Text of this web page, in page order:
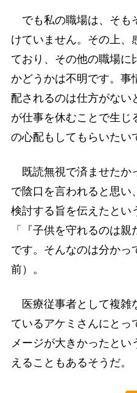
でも私の職場は、そも
けていません。その上、
ており、その他の職場に
かどうかは不明です。事
配されるのは仕方がない
が仕事を休むことで生じ
の心配もしてもらいたい
既読無視で済ませたか
で陰口を言われると思い
検討する旨を伝えたとい
「『子供を守れるのは
です。そんなのは分か
前）。
医療従事者として複雑
ているアケミさんにとっ
メージが大きかったとい
えることもあるそうだ。